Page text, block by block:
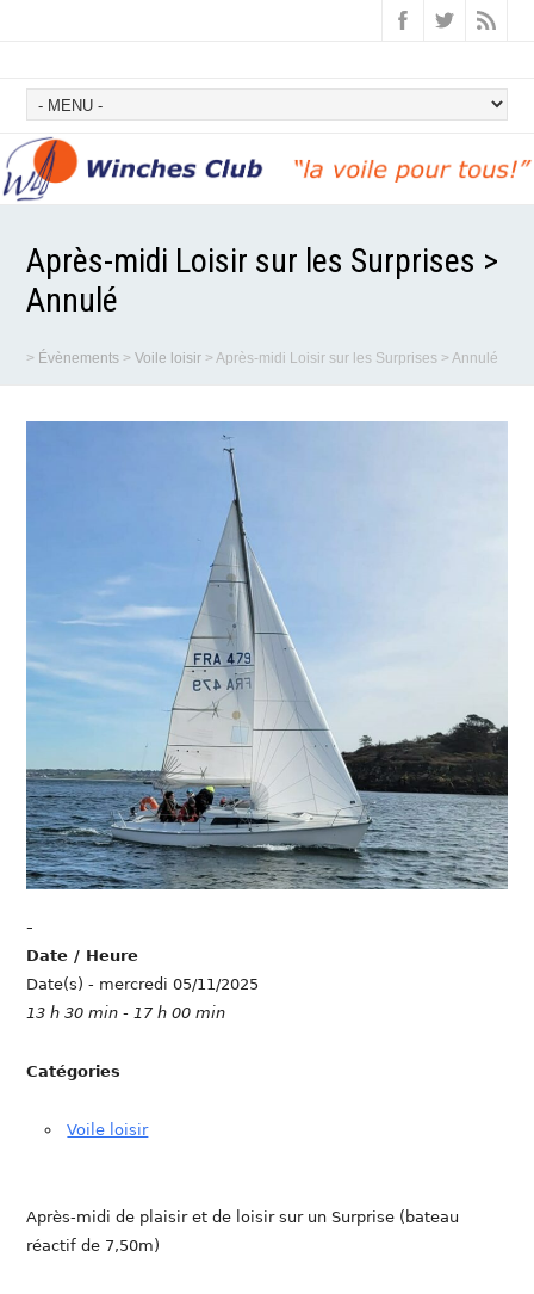
Après-midi Loisir sur les Surprises >
Annulé
> Évènements >Voile loisir >Après-midi Loisir sur les Surprises > Annulé
-
Date / Heure
Date(s) - mercredi 05/11/2025
13 h 30 min - 17 h 00 min
Catégories
Voile loisir
Après-midi de plaisir et de loisir sur un Surprise (bateau
réactif de 7,50m)